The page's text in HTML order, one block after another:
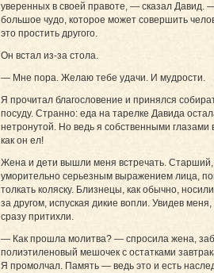
уверенных в своей правоте, — сказал Давид.
большое чудо, которое может совершить
это простить другого.
Он встал из-за стола.
— Мне пора. Желаю тебе удачи. И мудрости.
Я прочитал благословение и принялся
посуду. Странно: еда на тарелке Давида
нетронутой. Но ведь я собственными глазами
как он ел!
Жена и дети вышли меня встречать. Старший,
уморительно серьезным выражением лица,
толкать коляску. Близнецы, как обычно,
за другом, испуская дикие вопли. Увидев
сразу притихли.
— Как прошла молитва? — спросила жена,
полиэтиленовый мешочек с остатками
Я промолчал. Память — ведь это и есть